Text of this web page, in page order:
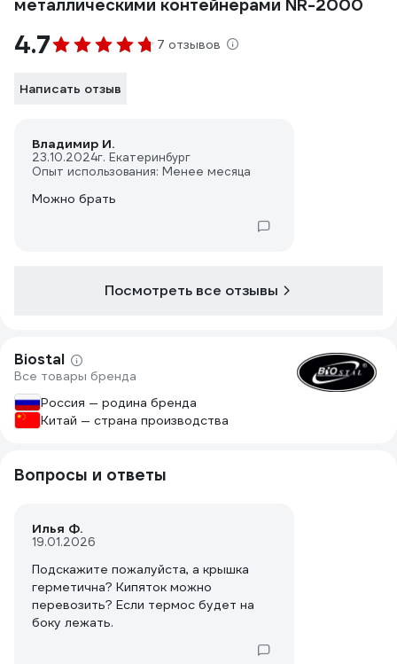
металлическими контейнерами NR-2000
4.7 7 отзывов
Написать отзыв
Владимир И.
23.10.2024г. Екатеринбург
Опыт использования: Менее месяца
Можно брать
Посмотреть все отзывы
Biostal
Все товары бренда
Россия — родина бренда
Китай — страна производства
Вопросы и ответы
Илья Ф.
19.01.2026
Подскажите пожалуйста, а крышка
герметична? Кипяток можно
перевозить? Если термос будет на
боку лежать.